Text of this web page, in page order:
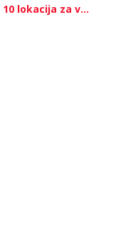
lokacija za v...